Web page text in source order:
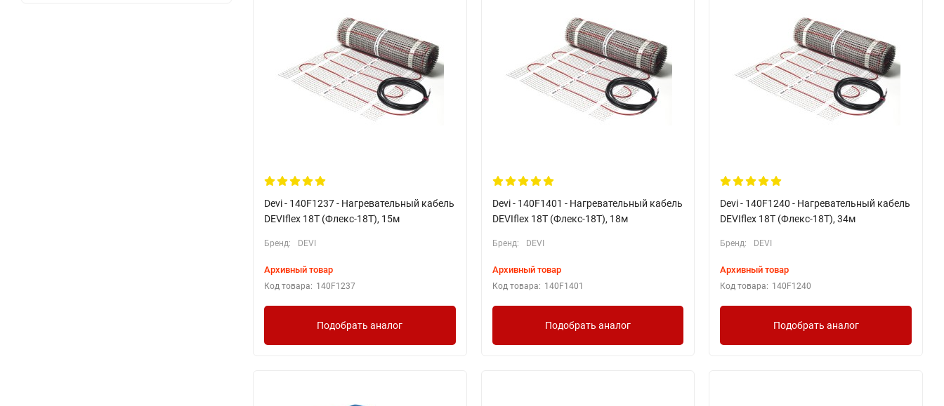
Devi - 140F1237 - Нагревательный кабель
DEVIflex 18T (Флекс-18Т), 15м
Бренд: DEVI
Архивный товар
Код товара: 140F1237
Подобрать аналог
Devi - 140F1401 - Нагревательный кабель
DEVIflex 18T (Флекс-18Т), 18м
Бренд: DEVI
Архивный товар
Код товара: 140F1401
Подобрать аналог
Devi - 140F1240 - Нагревательный кабель
DEVIflex 18T (Флекс-18Т), 34м
Бренд: DEVI
Архивный товар
Код товара: 140F1240
Подобрать аналог